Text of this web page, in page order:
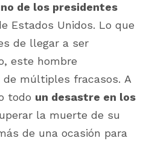
de los presidentes
Estados Unidos. Lo que
de llegar a ser
este hombre
de múltiples fracasos. A
todo un desastre en los
la muerte de su
de una ocasión para